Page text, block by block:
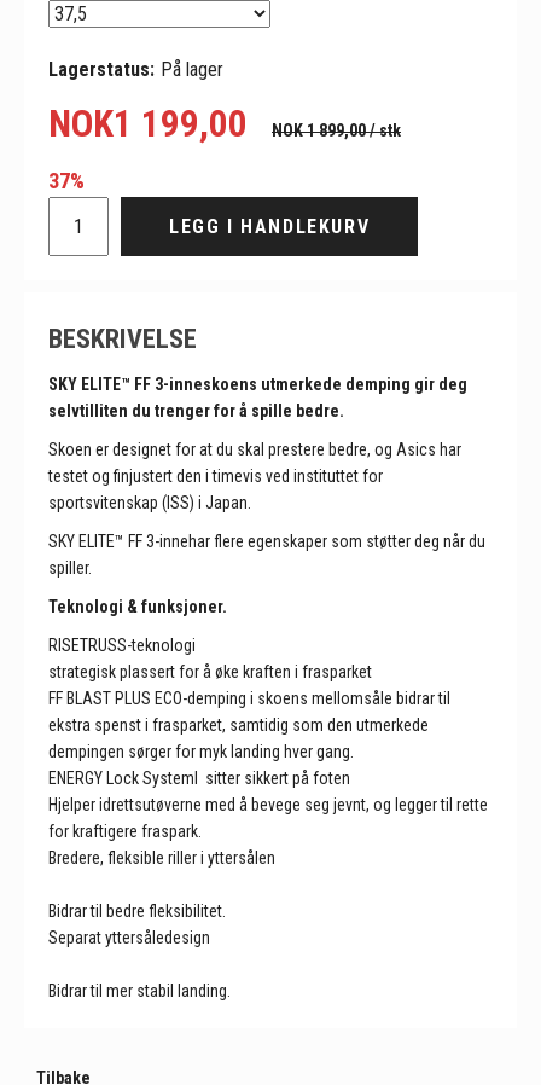
Lagerstatus: På lager
NOK1 199,00 NOK 1 899,00/ stk
37%
LEGG I HANDLEKURV
BESKRIVELSE
SKY ELITE™ FF 3-inneskoens utmerkede demping gir deg
selvtilliten du trenger for å spille bedre.
Skoen er designet for at du skal prestere bedre, og Asics har
testet og finjustert den i timevis ved instituttet for
sportsvitenskap (ISS) i Japan.
SKY ELITE™ FF 3-innehar flere egenskaper som støtter deg når du
spiller.
Teknologi & funksjoner.
RISETRUSS-teknologi
strategisk plassert for å øke kraften i frasparket
FF BLAST PLUS ECO-demping i skoens mellomsåle bidrar til
ekstra spenst i frasparket, samtidig som den utmerkede
dempingen sørger for myk landing hver gang
ENERGY Lock Systeml
sitter sikkert på foten
Hjelper idrettsutøverne med å bevege seg jevnt, og legger til rette
for kraftigere fraspark.
Bredere, fleksible riller i yttersålen
Bidrar til bedre fleksibilitet.
Separat yttersåledesign
Bidrar til mer stabil landing.
Tilbake